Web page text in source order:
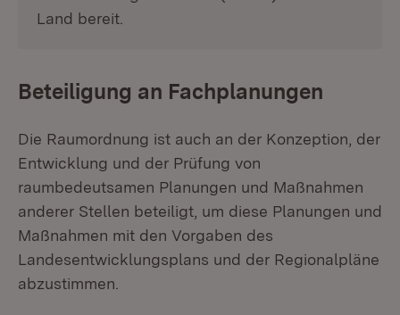
Land bereit.
Beteiligung an Fachplanungen
Die Raumordnung ist auch an der Konzeption, der
Entwicklung und der Prüfung von
raumbedeutsamen Planungen und Maßnahmen
anderer Stellen beteiligt, um diese Planungen und
Maßnahmen mit den Vorgaben des
Landesentwicklungsplans und der Regionalpläne
abzustimmen.